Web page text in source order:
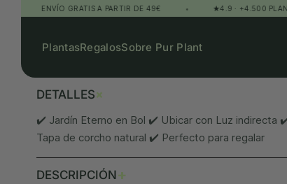
ENVÍO GRATIS A PARTIR DE 49€ • ★4.9 · +4.500 PLANT
PlantasRegalosSobre Pur Plant
DETALLES+
✔️ Jardín Eterno en Bol ✔️ Ubicar con Luz indirecta
Tapa de corcho natural ✔️ Perfecto para regalar
DESCRIPCIÓN +